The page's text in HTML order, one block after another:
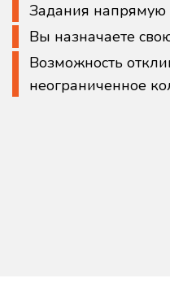
Задания напрямую
Вы назначаете
Возможность
неограниченное